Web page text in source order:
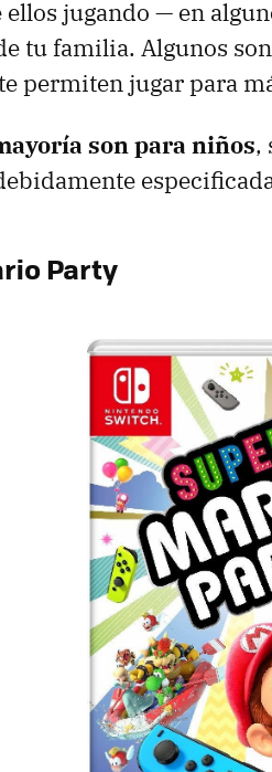
jugando — en
tu familia. Algunos
permiten jugar para
son para niños,
Party